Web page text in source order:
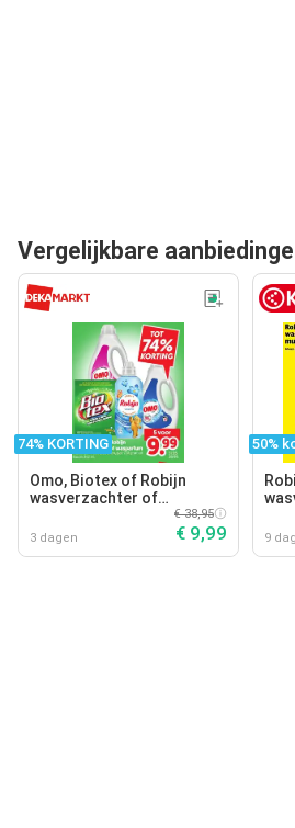
Vergelijkbare
74% KORTING
Omo, Biotex of Robijn
wasverzachter of
3 dagen
€ 38,95
€ 9,99
50%
9